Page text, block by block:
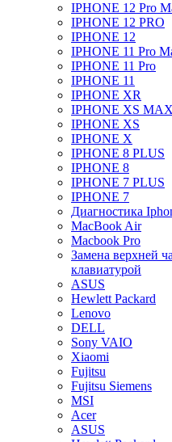
IPHONE 12 Pro
IPHONE 12 PRO
IPHONE 12
IPHONE 11 Pro
IPHONE 11 Pro
IPHONE 11
IPHONE XR
IPHONE XS MAX
IPHONE XS
IPHONE X
IPHONE 8 PLUS
IPHONE 8
IPHONE 7 PLUS
IPHONE 7
Диагностика
MacBook Air
Macbook Pro
Замена верхней
клавиатурой
ASUS
Hewlett Packard
Lenovo
DELL
Sony VAIO
Xiaomi
Fujitsu
Fujitsu Siemens
MSI
Acer
ASUS